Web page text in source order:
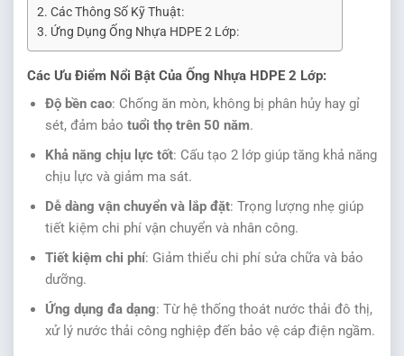
Các Thông Số Kỹ Thuật:
Ứng Dụng Ống Nhựa HDPE 2 Lớp:
Các Ưu Điểm Nổi Bật Của Ống Nhựa HDPE 2 Lớp:
Độ bền cao: Chống ăn mòn, không bị phân hủy hay gỉ
sét, đảm bảo tuổi thọ trên 50 năm.
Khả năng chịu lực tốt: Cấu tạo 2 lớp giúp tăng khả năng
chịu lực và giảm ma sát.
Dễ dàng vận chuyển và lắp đặt: Trọng lượng nhẹ giúp
tiết kiệm chi phí vận chuyển và nhân công.
Tiết kiệm chi phí: Giảm thiểu chi phí sửa chữa và bảo
dưỡng.
Ứng dụng đa dạng: Từ hệ thống thoát nước thải đô thị,
xử lý nước thải công nghiệp đến bảo vệ cáp điện ngầm.